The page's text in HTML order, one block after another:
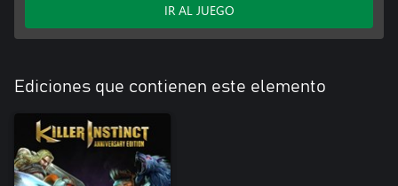
IR AL JUEGO
Ediciones que contienen este elemento